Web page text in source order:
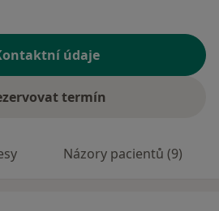
údaje
termín
Názory pacientů (9)